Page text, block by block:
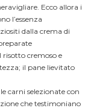
Ecco allora i
l’essenza
dalla crema di
cremoso e
il pane lievitato
carni selezionate con
che testimoniano